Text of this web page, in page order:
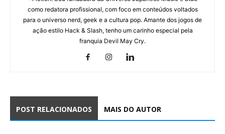
como redatora profissional, com foco em conteúdos voltados
para o universo nerd, geek e a cultura pop. Amante dos jogos de
ação estilo Hack & Slash, tenho um carinho especial pela
franquia Devil May Cry.
POST RELACIONADOS MAIS DO AUTOR